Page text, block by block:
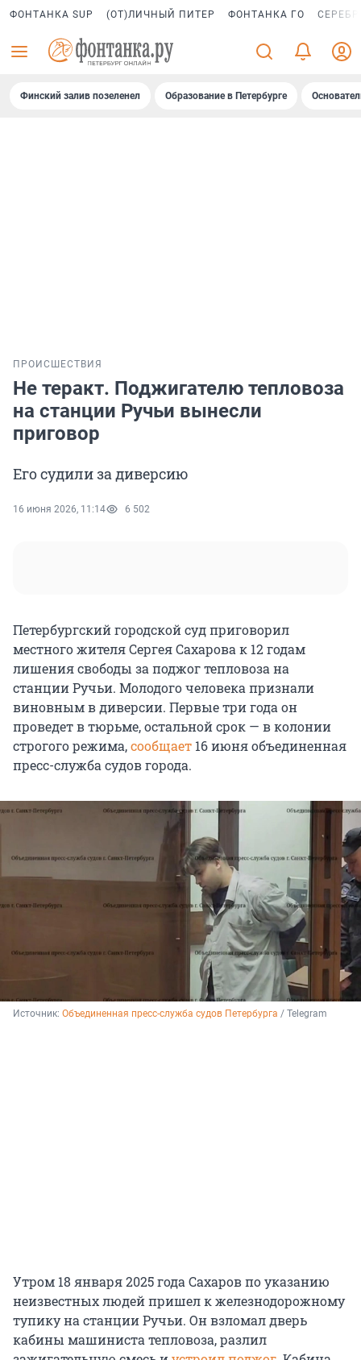
ФОНТАНКА SUP (ОТ)ЛИЧНЫЙ ПИТЕР ФОНТАНКА ГО
Финский залив позеленел Образование в Петербурге
ПРОИСШЕСТВИЯ
Не теракт. Поджигателю тепловоза
на станции Ручьи вынесли
приговор
Его судили за диверсию
16 июня 2026, 11:14 6 502
Петербургский городской суд приговорил
местного жителя Сергея Сахарова к 12 годам
лишения свободы за поджог тепловоза на
станции Ручьи. Молодого человека признали
виновным в диверсии. Первые три года он
проведет в тюрьме, остальной срок — в колонии
строгого режима,сообщает 16 июня объединенная
пресс-служба судов города.
Источник: Объединенная пресс-служба судов Петербурга / Telegram
Утром 18 января 2025 года Сахаров по указанию
неизвестных людей пришел к железнодорожному
тупику на станции Ручьи. Он взломал дверь
кабины машиниста тепловоза, разлил